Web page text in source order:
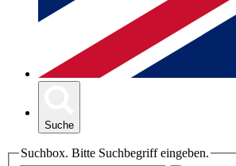
Suche
Suchbox. Bitte Suchbegriff eingeben.